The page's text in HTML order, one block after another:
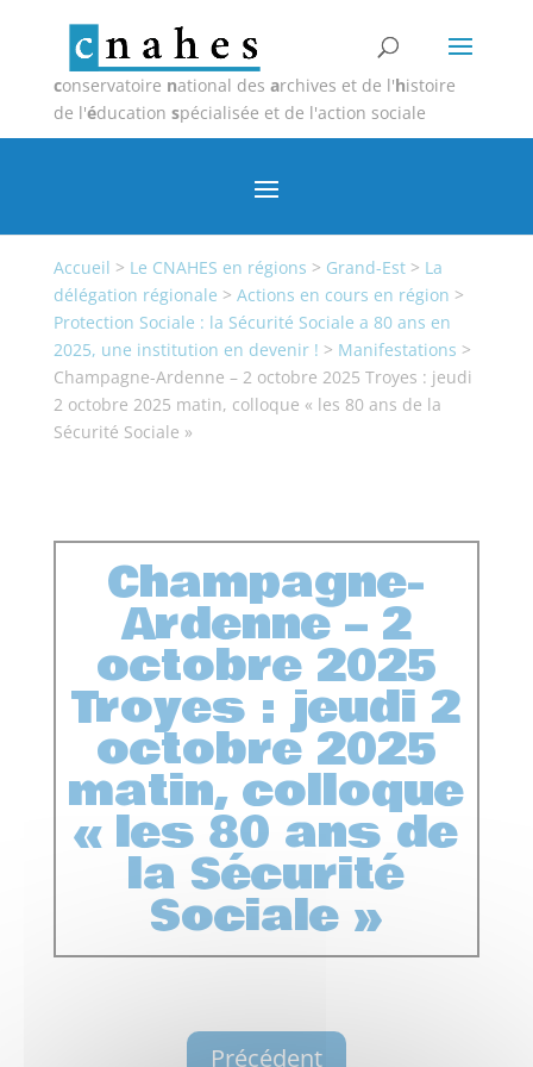
conservatoire national des archives et de l'histoire
de l'éducation spécialisée et de l'action sociale
Accueil > Le CNAHES en régions > Grand-Est> La
délégation régionale > Actions en cours en région >
Protection Sociale : la Sécurité Sociale a 80 ans en
2025, une institution en devenir ! > Manifestations >
Champagne-Ardenne – 2 octobre 2025 Troyes : jeudi
2 octobre 2025 matin, colloque « les 80 ans de la
Sécurité Sociale »
Champagne-
Ardenne – 2
octobre 2025
Troyes : jeudi 2
octobre 2025
matin, colloque
« les 80 ans de
la Sécurité
Sociale »
Précédent